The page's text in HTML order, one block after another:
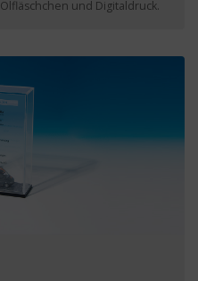
und Digitaldruck.